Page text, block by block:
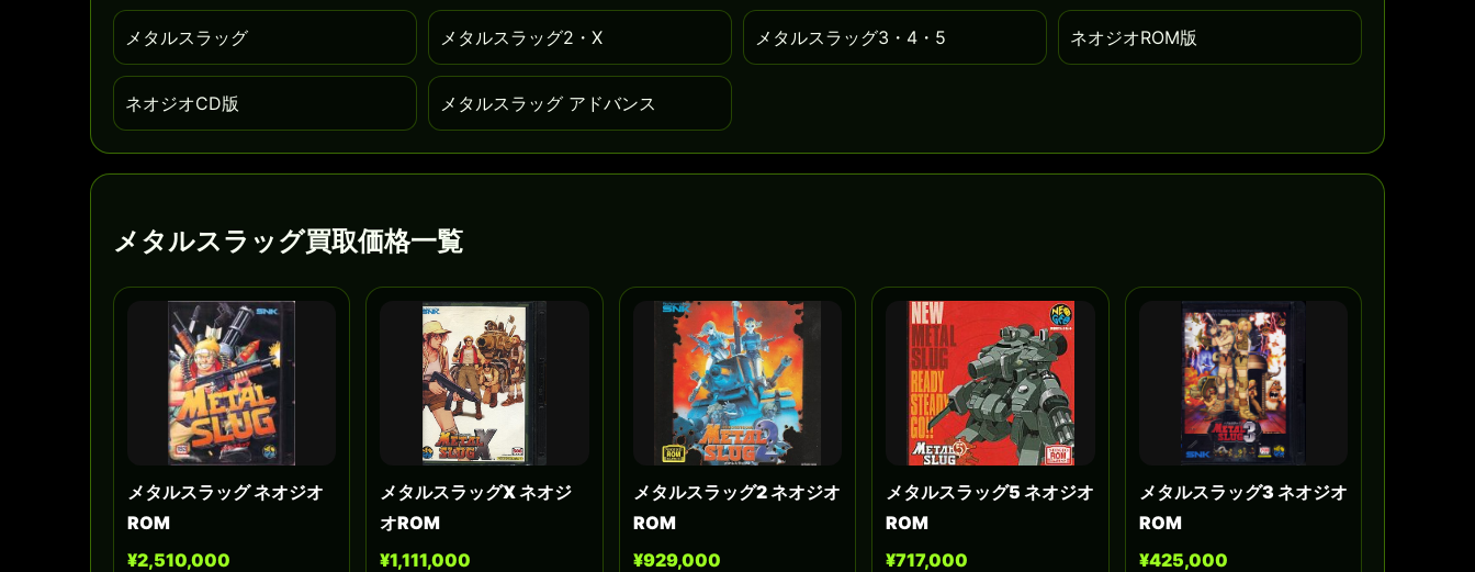
メタルスラッグ メタルスラッグ2・X メタルスラッグ3・4・5 ネオジオROM版
ネオジオCD版 メタルスラッグ アドバンス
メタルスラッグ買取価格一覧
メタルスラッグ ネオジオ
ROM
¥2,510,000
メタルスラッグX ネオジ
オROM
¥1,111,000
メタルスラッグ2 ネオジオ
ROM
¥929,000
メタルスラッグ5 ネオジオ
ROM
¥717,000
メタルスラッグ3 ネオジオ
ROM
¥425,000